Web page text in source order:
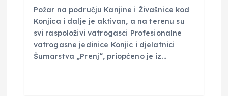
Požar na području Kanjine i Živašnice kod
Konjica i dalje je aktivan, a na terenu su
svi raspoloživi vatrogasci Profesionalne
vatrogasne jedinice Konjic i djelatnici
Šumarstva „Prenj“, priopćeno je iz…